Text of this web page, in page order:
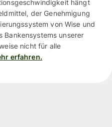
hängt
der Genehmigung
von Wise und
unserer
nicht für alle
erfahren.